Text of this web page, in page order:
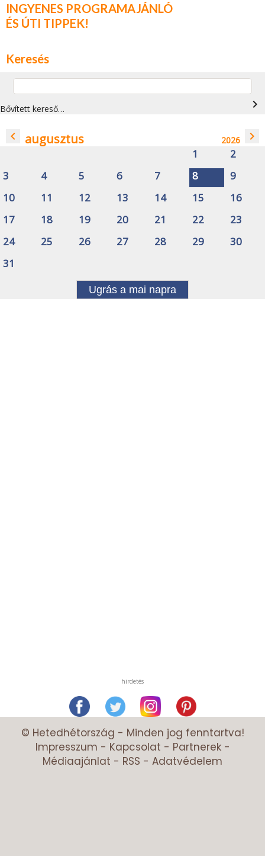
INGYENES PROGRAMAJÁNLÓ
ÉS ÚTI TIPPEK!
Keresés
Bővített kereső… navigate_next
navigate_before augusztus 2026 navigate_next
1
2
3
4 5 6 7 8
9
10
11 12 13 14 15
16
17
18 19 20 21 22
23
24
25 26 27 28 29
30
31
Ugrás a mai napra
hirdetés
© Hetedhétország - Minden jog fenntartva!
Impresszum - Kapcsolat - Partnerek-
Médiaajánlat - RSS - Adatvédelem